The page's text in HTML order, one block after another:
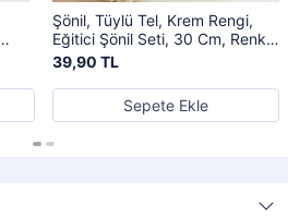
Şönil, Tüylü Tel, Krem Rengi,
Eğitici Şönil Seti, 30 Cm, Renkli
Tel, 25 Adet, Peluş Çubuklar
39,90 TL
Sepete Ekle